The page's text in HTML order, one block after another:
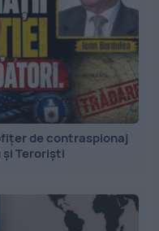
de contraspionaj
și Teroriști